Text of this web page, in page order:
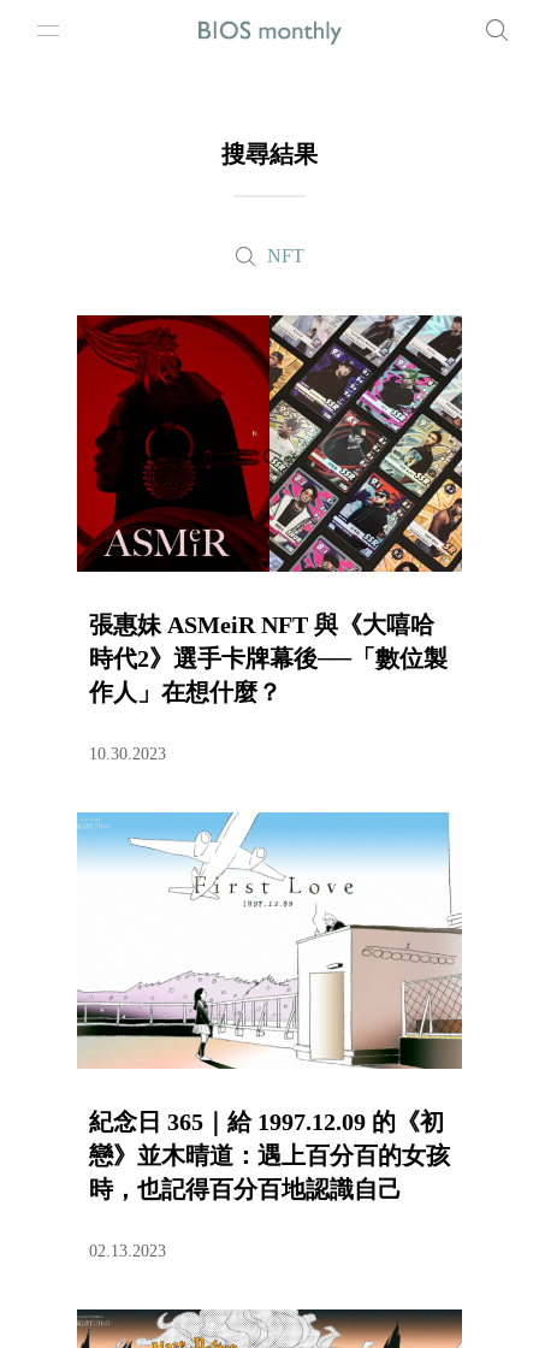
搜尋結果
NFT
張惠妹 ASMeiR NFT 與《大嘻哈
時代2》選手卡牌幕後──「數位製
作人」在想什麼？
10.30.2023
紀念日 365｜給 1997.12.09 的《初
戀》並木晴道：遇上百分百的女孩
時，也記得百分百地認識自己
02.13.2023